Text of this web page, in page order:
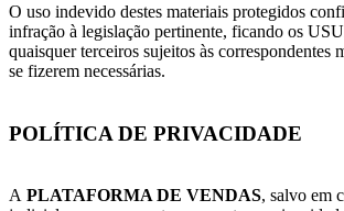
O uso indevido destes materiais protegidos
infração à legislação pertinente, ficando os
quaisquer terceiros sujeitos às correspondentes
se fizerem necessárias.
POLÍTICA DE PRIVACIDADE
A PLATAFORMA DE VENDAS, salvo em